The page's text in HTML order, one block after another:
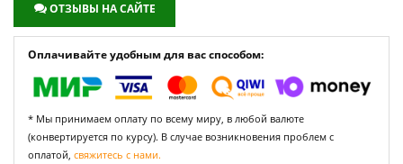
ОТЗЫВЫ НА САЙТЕ
Оплачивайте удобным для вас способом:
* Мы принимаем оплату по всему миру, в любой валюте
(конвертируется по курсу). В случае возникновения проблем с
оплатой, свяжитесь с нами.